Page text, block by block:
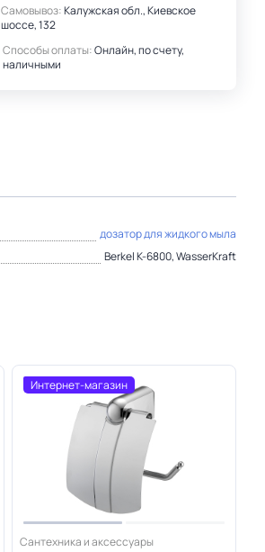
Самовывоз:Калужская обл., Киевское
шоссе, 132
Способы оплаты:Онлайн, по счету,
наличными
дозатор для жидкого мыла
Berkel K-6800, WasserKraft
Интернет-магазин
Сантехника и аксессуары